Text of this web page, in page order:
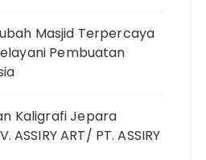
Masjid Terpercaya
Pembuatan
Kaligrafi Jepara
ART/ PT. ASSIRY